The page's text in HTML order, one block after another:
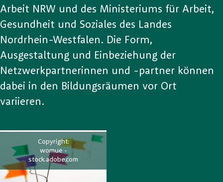
Arbeit NRW und des Ministeriums für Arbeit,
Gesundheit und Soziales des Landes
Nordrhein-Westfalen. Die Form,
Ausgestaltung und Einbeziehung der
Netzwerkpartnerinnen und -partner können
dabei in den Bildungsräumen vor Ort
variieren.
Copyright:
womue -
stock.adobe.com